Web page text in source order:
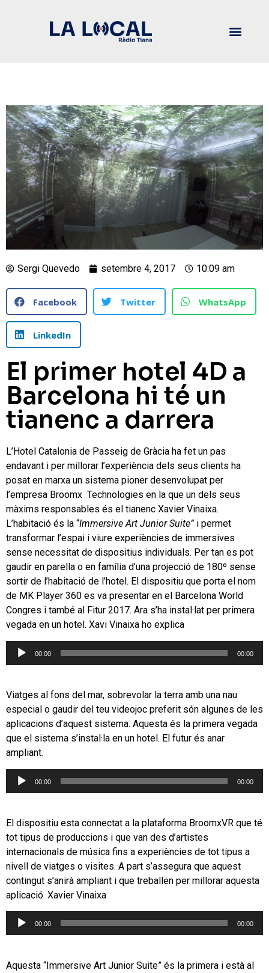
Sergi Quevedo setembre 4, 2017 10:09 am
Facebook Twitter WhatsApp
LinkedIn
El primer hotel 4D a
Barcelona hi té un
tianenc a darrera
L’Hotel Catalonia de Passeig de Gràcia ha fet un pas
endavant i per millorar l’experiència dels seus clients ha
posat en marxa un sistema pioner desenvolupat per
l’empresa Broomx Technologies en la que un dels seus
màxims responsables és el tianenc Xavier Vinaixa.
L’habitació és la “Immersive Art Junior Suite”i permet
transformar l’espai i viure experiències de immersives
sense necessitat de dispositius individuals. Per tan es pot
gaudir en parella o en família d’una projecció de 180º sense
sortir de l’habitació de l’hotel. El dispositiu que porta el nom
de MK Player 360 es va presentar en el Barcelona World
Congres i també al Fitur 2017. Ara s’ha instal·lat per primera
vegada en un hotel. Xavi Vinaixa ho explica
Reproductor
00:00 00:00
Viatges al fons del mar, sobrevolar la terra amb una nau
especial o gaudir del teu videojoc preferit són algunes de les
aplicacions d’aquest sistema. Aquesta és la primera vegada
que el sistema s’instal·la en un hotel. El futur és anar
ampliant.
Reproductor
00:00 00:00
El dispositiu esta connectat a la plataforma BroomxVR que té
tot tipus de produccions i que van des d’artistes
internacionals de música fins a experiències de tot tipus a
nivell de viatges o visites. A part s’assegura que aquest
contingut s’anirà ampliant i que treballen per millorar aquesta
aplicació. Xavier Vinaixa
Reproductor
00:00 00:00
Aquesta “Immersive Art Junior Suite” és la primera i està al